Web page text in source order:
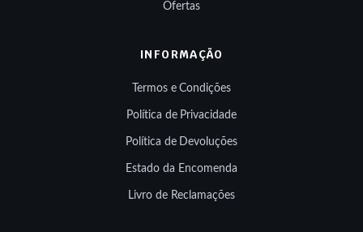
Ofertas
INFORMAÇÃO
Termos e Condições
Política de Privacidade
Política de Devoluções
Estado da Encomenda
Livro de Reclamações